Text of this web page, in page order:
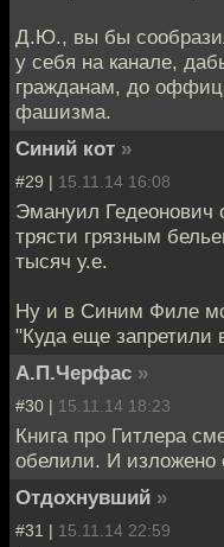
Д.Ю., вы бы
у себя на канале,
гражданам, до
фашизма.
Синий кот »
#29 | 15.11.14 16:08
Эмануил Гедеонович
трясти грязным
тысяч у.е.
Ну и в Синим Филе
"Куда еще запретили
А.П.Черфас »
#30 | 15.11.14 18:23
Книга про Гитлера
обелили. И изложено
Отдохнувший »
#31 | 15.11.14 22:59